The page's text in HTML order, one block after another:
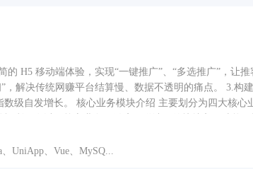
视化：周趋势图、分类饼图、指派列表，支持测试数据驱
的 H5 移动端体验，实现“一键推广”、“多选推广”，让
，解决传统网赚平台结算慢、数据不透明的痛点。 3.构
模块： 首页： 作为推客登录后的第一落脚
、结算周期如“次日/24小时”、审核方式如“CPA自动机
、UniApp、Vue、MySQ...